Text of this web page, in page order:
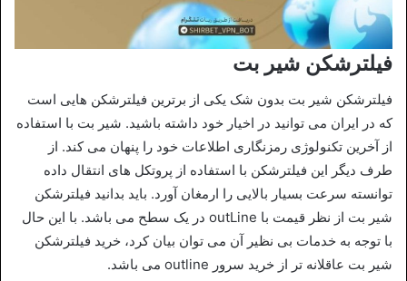
فیلترشکن شیر بت
فیلترشکن شیر بت بدون شک یکی از برترین فیلترشکن هایی است
که در ایران می توانید در اخیار خود داشته باشید. شیر بت با استفاده
از آخرین تکنولوژی رمزنگاری اطلاعات خود را پنهان می کند. از
طرف دیگر این فیلترشکن با استفاده از پروتکل های انتقال داده
توانسته سرعت بسیار بالایی را ارمغان آورد. باید بدانید فیلترشکن
شیر بت از نظر قیمت با outLine در یک سطح می باشد. با این حال
با توجه به خدمات بی نظیر آن می توان بیان کرد، خرید فیلترشکن
شیر بت عاقلانه تر از خرید سرور outline می باشد.